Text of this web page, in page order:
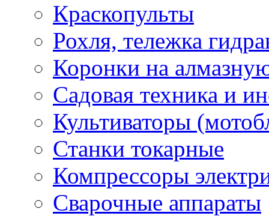
Краскопульты
Рохля, тележка
Коронки на
Садовая техника и
Культиваторы
Станки токарные
Компрессоры
Сварочные аппараты